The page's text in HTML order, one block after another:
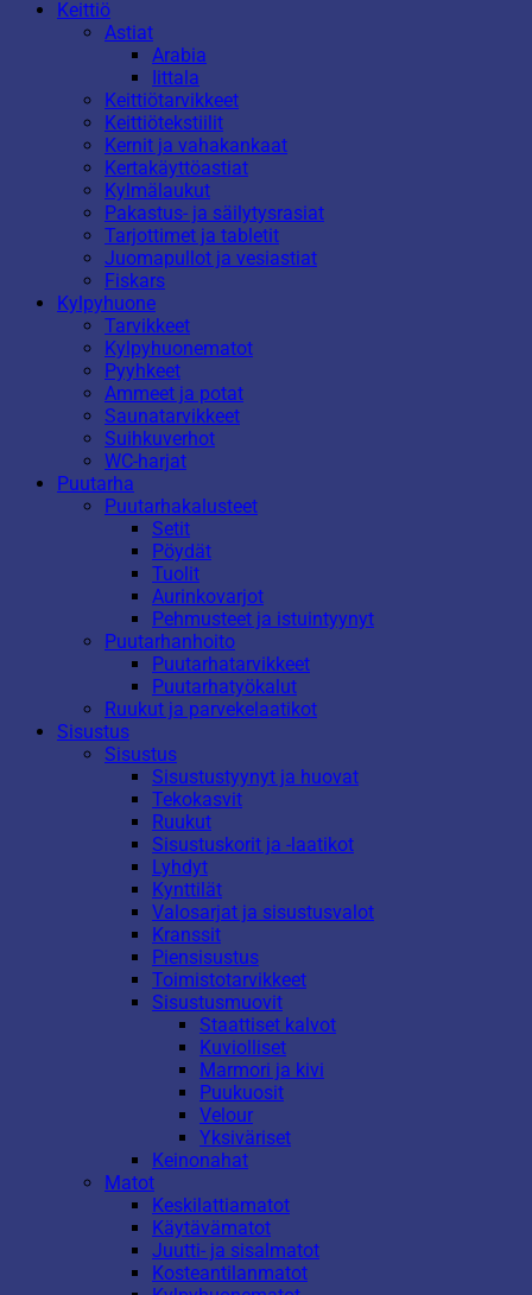
Keittiö
Astiat
Arabia
Iittala
Keittiötarvikkeet
Keittiötekstiilit
Kernit ja vahakankaat
Kertakäyttöastiat
Kylmälaukut
Pakastus- ja säilytysrasiat
Tarjottimet ja tabletit
Juomapullot ja vesiastiat
Fiskars
Kylpyhuone
Tarvikkeet
Kylpyhuonematot
Pyyhkeet
Ammeet ja potat
Saunatarvikkeet
Suihkuverhot
WC-harjat
Puutarha
Puutarhakalusteet
Setit
Pöydät
Tuolit
Aurinkovarjot
Pehmusteet ja istuintyynyt
Puutarhanhoito
Puutarhatarvikkeet
Puutarhatyökalut
Ruukut ja parvekelaatikot
Sisustus
Sisustus
Sisustustyynyt ja huovat
Tekokasvit
Ruukut
Sisustuskorit ja -laatikot
Lyhdyt
Kynttilät
Valosarjat ja sisustusvalot
Kranssit
Piensisustus
Toimistotarvikkeet
Sisustusmuovit
Staattiset kalvot
Kuviolliset
Marmori ja kivi
Puukuosit
Velour
Yksiväriset
Keinonahat
Matot
Keskilattiamatot
Käytävämatot
Juutti- ja sisalmatot
Kosteantilanmatot